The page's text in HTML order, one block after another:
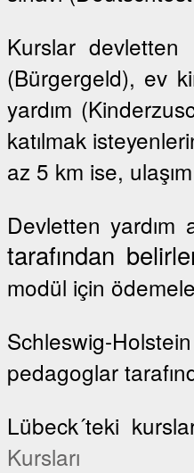
Kurslar
(Bürgergeld), ev
yardım
katılmak
az 5 km ise,
Devletten
tarafından
modül için
Schleswig-
pedagoglar
Lübeck´teki
Kursları